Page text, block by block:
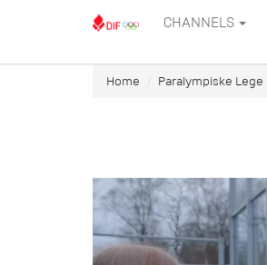
CHANNELS
Home Paralympiske Lege